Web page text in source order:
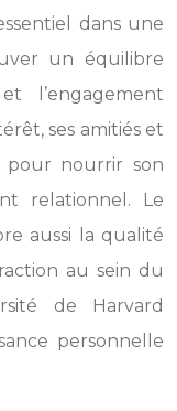
dans une
un équilibre
l’engagement
ses amitiés et
pour nourrir son
relationnel. Le
aussi la qualité
au sein du
de Harvard
personnelle